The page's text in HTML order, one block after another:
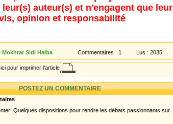
auteur(s) et n'engagent que leur
opinion et responsabilité
Mokhtar Sidi Haiba Commentaires : 1 Lus : 2035
pour imprimer l'article
POSTEZ UN COMMENTAIRE
Quelques dispositions pour rendre les débats passionnants sur